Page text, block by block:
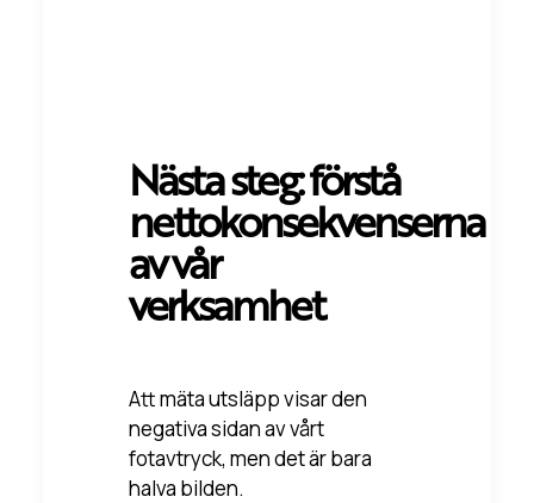
Nästa steg: förstå
nettokonsekvenserna
av vår
verksamhet
Att mäta utsläpp visar den
negativa sidan av vårt
fotavtryck, men det är bara
halva bilden.